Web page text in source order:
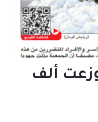
وزعت ألف